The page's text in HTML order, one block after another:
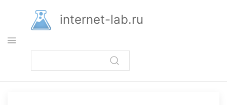
основному
содержанию
internet-lab.ru